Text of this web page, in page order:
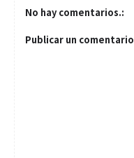
No hay comentarios.:
Publicar un comentario